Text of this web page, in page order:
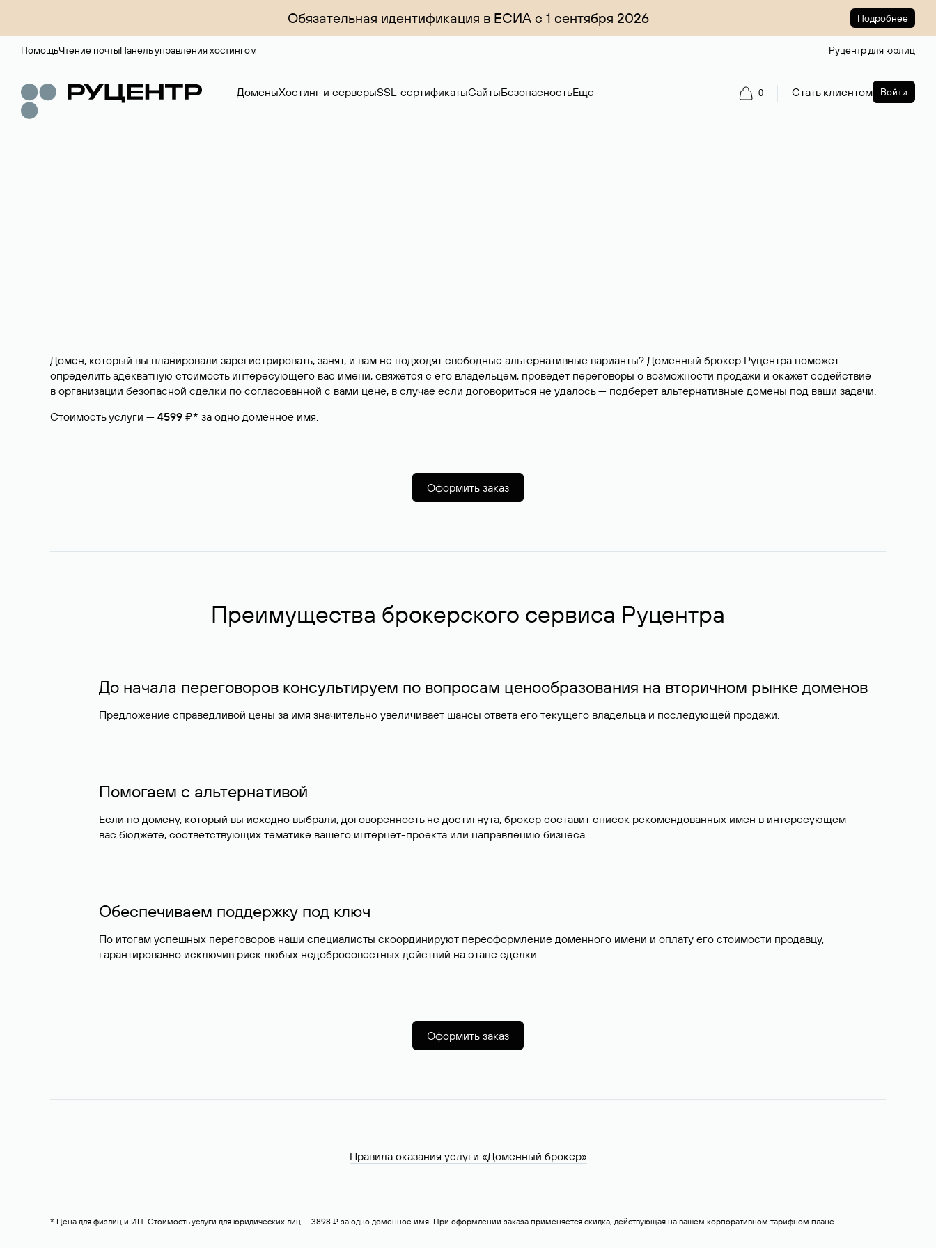
Обязательная идентификация в ЕСИА с 1 сентября 2026 Подробнее
ПомощьЧтение почтыПанель управления хостингом Руцентр для юрлиц
ДоменыХостинг и серверыSSL-сертификатыСайтыБезопасностьЕще 0 Стать клиентом Войти
Домен, который вы планировали зарегистрировать, занят, и вам не подходят свободные альтернативные варианты? Доменный брокер Руцентра поможет
определить адекватную стоимость интересующего вас имени, свяжется с его владельцем, проведет переговоры о возможности продажи и окажет содействие
в организации безопасной сделки по согласованной с вами цене, в случае если договориться не удалось — подберет альтернативные домены под ваши задачи.
Стоимость услуги — 4599 ₽* за одно доменное имя.
Оформить заказ
Преимущества брокерского сервиса Руцентра
До начала переговоров консультируем по вопросам ценообразования на вторичном рынке доменов
Предложение справедливой цены за имя значительно увеличивает шансы ответа его текущего владельца и последующей продажи.
Помогаем с альтернативой
Если по домену, который вы исходно выбрали, договоренность не достигнута, брокер составит список рекомендованных имен в интересующем
вас бюджете, соответствующих тематике вашего интернет-проекта или направлению бизнеса.
Обеспечиваем поддержку под ключ
По итогам успешных переговоров наши специалисты скоординируют переоформление доменного имени и оплату его стоимости продавцу,
гарантированно исключив риск любых недобросовестных действий на этапе сделки.
Оформить заказ
Правила оказания услуги «Доменный брокер»
* Цена для физлиц и ИП. Стоимость услуги для юридических лиц — 3898 ₽ за одно доменное имя. При оформлении заказа применяется скидка, действующая на вашем корпоративном тарифном плане.